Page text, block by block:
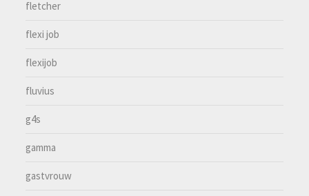
fletcher
flexi job
flexijob
fluvius
g4s
gamma
gastvrouw